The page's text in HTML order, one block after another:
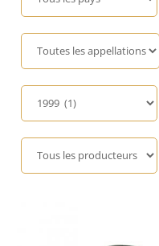
Champagne
GIN
RHUM
WHISKY